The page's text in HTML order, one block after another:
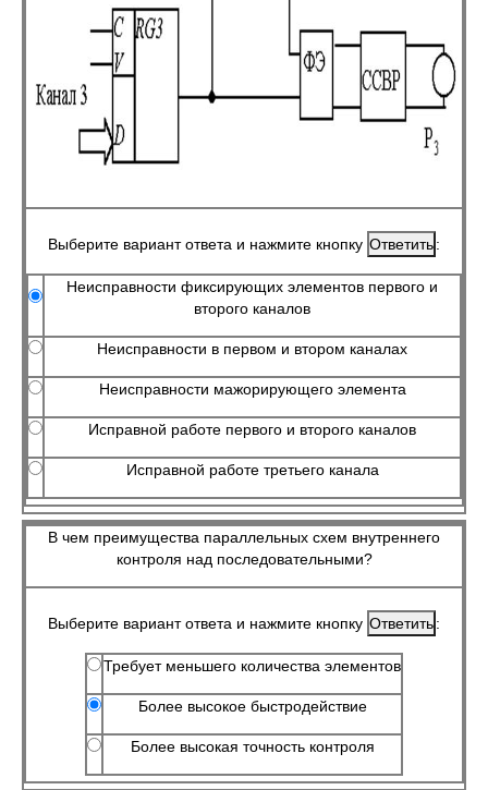
Выберите вариант ответа и нажмите кнопку :
Неисправности фиксирующих элементов первого и
второго каналов
Неисправности в первом и втором каналах
Неисправности мажорирующего элемента
Исправной работе первого и второго каналов
Исправной работе третьего канала
В чем преимущества параллельных схем внутреннего
контроля над последовательными?
Выберите вариант ответа и нажмите кнопку :
Требует меньшего количества элементов
Более высокое быстродействие
Более высокая точность контроля